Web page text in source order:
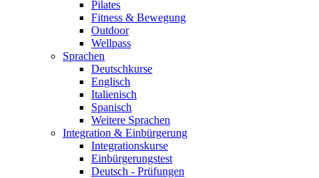
Pilates
Fitness & Bewegung
Outdoor
Wellpass
Sprachen
Deutschkurse
Englisch
Italienisch
Spanisch
Weitere Sprachen
Integration & Einbürgerung
Integrationskurse
Einbürgerungstest
Deutsch - Prüfungen